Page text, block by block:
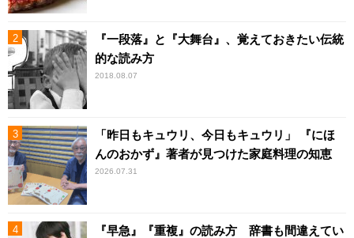
『一段落』と『大舞台』、覚えておきたい伝統
的な読み方
2018.08.07
「昨日もキュウリ、今日もキュウリ」 『にほ
んのおかず』著者が見つけた家庭料理の知恵
2026.07.31
『早急』『重複』の読み方 辞書も間違えてい